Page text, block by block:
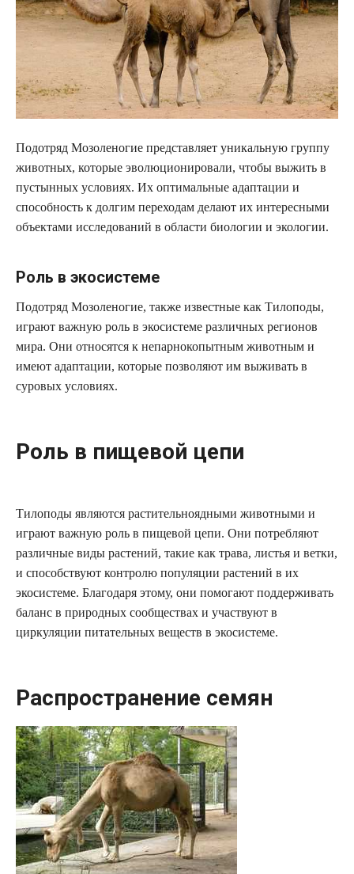
Подотряд Мозоленогие представляет уникальную группу
животных, которые эволюционировали, чтобы выжить в
пустынных условиях. Их оптимальные адаптации и
способность к долгим переходам делают их интересными
объектами исследований в области биологии и экологии.
Роль в экосистеме
Подотряд Мозоленогие, также известные как Тилоподы,
играют важную роль в экосистеме различных регионов
мира. Они относятся к непарнокопытным животным и
имеют адаптации, которые позволяют им выживать в
суровых условиях.
Роль в пищевой цепи
Тилоподы являются растительноядными животными и
играют важную роль в пищевой цепи. Они потребляют
различные виды растений, такие как трава, листья и ветки,
и способствуют контролю популяции растений в их
экосистеме. Благодаря этому, они помогают поддерживать
баланс в природных сообществах и участвуют в
циркуляции питательных веществ в экосистеме.
Распространение семян